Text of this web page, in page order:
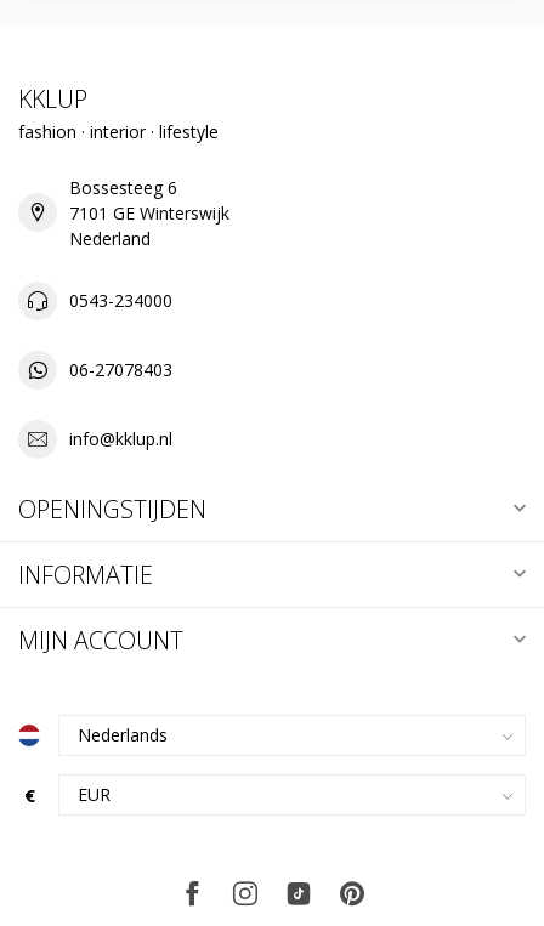
KKLUP
fashion · interior · lifestyle
Bossesteeg 6
7101 GE Winterswijk
Nederland
0543-234000
06-27078403
info@kklup.nl
OPENINGSTIJDEN
INFORMATIE
MIJN ACCOUNT
€